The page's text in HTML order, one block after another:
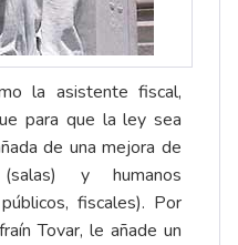
la asistente fiscal,
para que la ley sea
de una mejora de
y humanos
fiscales). Por
Tovar, le añade un